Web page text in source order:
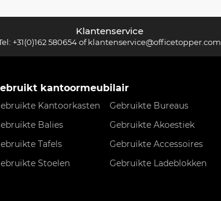
Klantenservice
+31(0)162 580654ofklantenservice@officetopper.com
kantoormeubilair
Kantoorkasten
Gebruikte Bureaus
Balies
Gebruikte Akoestiek
Tafels
Gebruikte Accessoires
Stoelen
Gebruikte Ladeblokken